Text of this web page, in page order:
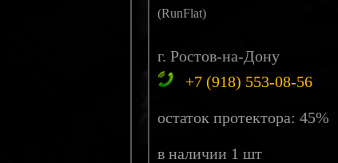
(RunFlat)
г. Ростов-на-Дону
+7 (918) 553-08-56
остаток протектора: 45%
в наличии 1 шт